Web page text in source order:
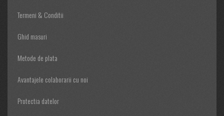
Termeni & Conditii
Ghid masuri
Metode de plata
Avantajele colaborarii cu noi
Protectia datelor